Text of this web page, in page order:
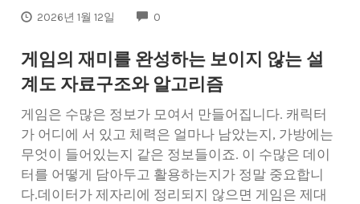
2026년 1월 12일 0
게임의 재미를 완성하는 보이지 않는 설
계도 자료구조와 알고리즘
게임은 수많은 정보가 모여서 만들어집니다. 캐릭터
가 어디에 서 있고 체력은 얼마나 남았는지, 가방에는
무엇이 들어있는지 같은 정보들이죠. 이 수많은 데이
터를 어떻게 담아두고 활용하는지가 정말 중요합니
다.데이터가 제자리에 정리되지 않으면 게임은 제대